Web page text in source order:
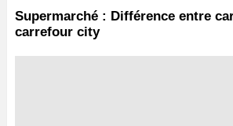
Supermarché : Différence entre
carrefour city